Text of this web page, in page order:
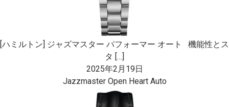
[ハミルトン] ジャズマスター パフォーマー オート 機能性とス
タ […]
2025年2月19日
Jazzmaster Open Heart Auto